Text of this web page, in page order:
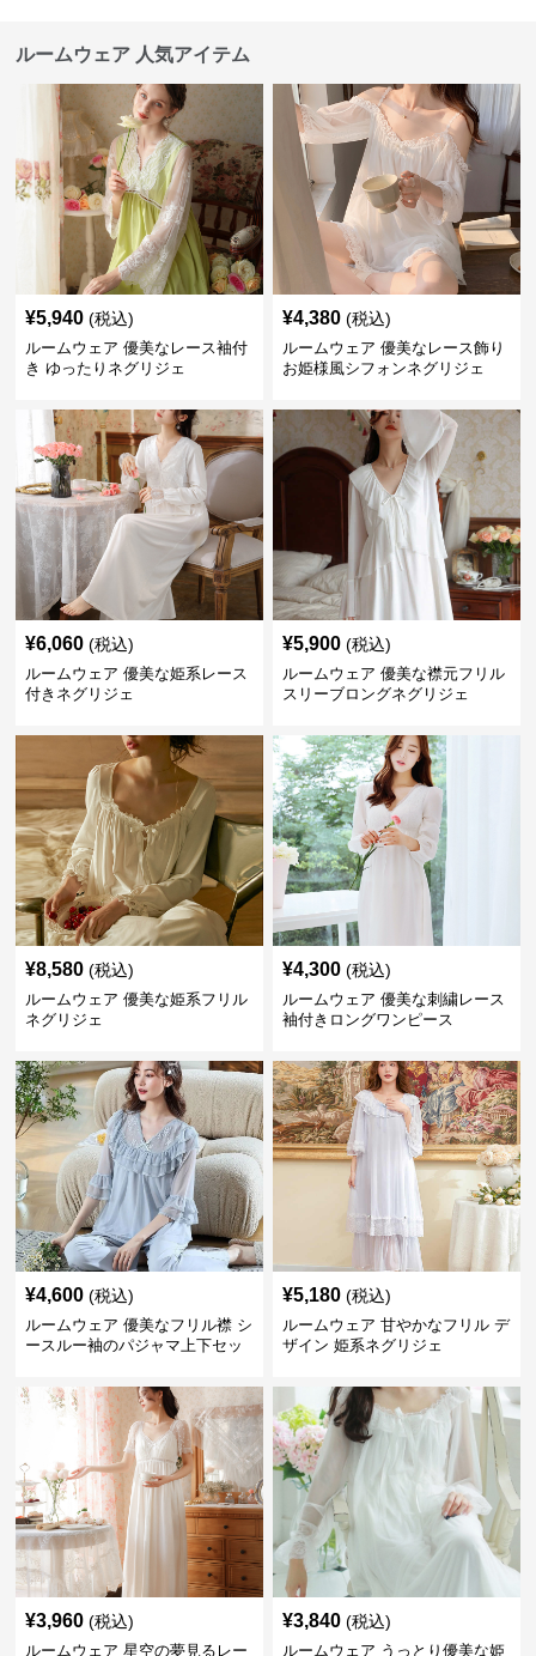
ルームウェア 人気アイテム
¥5,940 (税込)
ルームウェア 優美なレース袖付
き ゆったりネグリジェ
¥4,380 (税込)
ルームウェア 優美なレース飾り
お姫様風シフォンネグリジェ
¥6,060 (税込)
ルームウェア 優美な姫系レース
付きネグリジェ
¥5,900 (税込)
ルームウェア 優美な襟元フリル
スリーブロングネグリジェ
¥8,580 (税込)
ルームウェア 優美な姫系フリル
ネグリジェ
¥4,300 (税込)
ルームウェア 優美な刺繍レース
袖付きロングワンピース
¥4,600 (税込)
ルームウェア 優美なフリル襟 シ
ースルー袖のパジャマ上下セッ
¥5,180 (税込)
ルームウェア 甘やかなフリル デ
ザイン 姫系ネグリジェ
¥3,960 (税込)
ルームウェア 星空の夢見るレー
¥3,840 (税込)
ルームウェア うっとり優美な姫